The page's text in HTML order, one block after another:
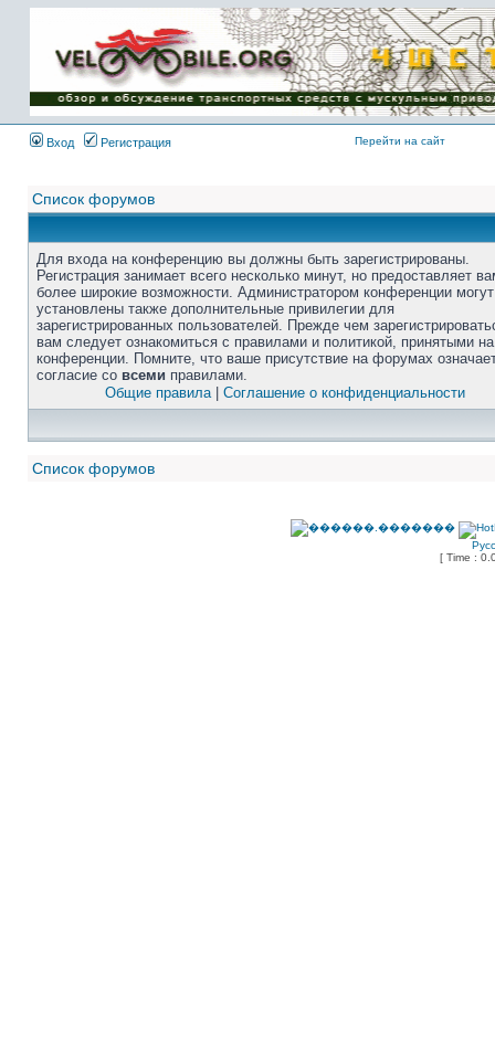
Вход Регистрация Перейти на сайт
Список форумов
Для входа на конференцию вы должны быть зарегистрированы.
Регистрация занимает всего несколько минут, но предоставляет
более широкие возможности. Администратором конференции
установлены также дополнительные привилегии для
зарегистрированных пользователей. Прежде чем
вам следует ознакомиться с правилами и политикой, принятыми на
конференции. Помните, что ваше присутствие на форумах
согласие со всеми правилами.
Общие правила| Соглашение о конфиденциальности
Список форумов
[ Time :